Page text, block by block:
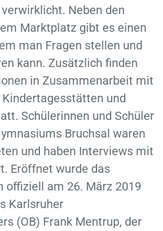
Neben den
Marktplatz gibt es einen
man Fragen stellen und
kann. Zusätzlich finden
in Zusammenarbeit mit
Kindertagesstätten und
Schülerinnen und Schüler
Bruchsal waren
und haben Interviews mit
Eröffnet wurde das
offiziell am 26. März 2019
Karlsruher
(OB) Frank Mentrup, der